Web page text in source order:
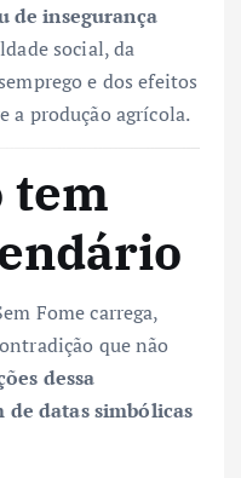
de insegurança
social, da
e dos efeitos
a produção agrícola.
tem
Fome carrega,
que não
dessa
datas simbólicas